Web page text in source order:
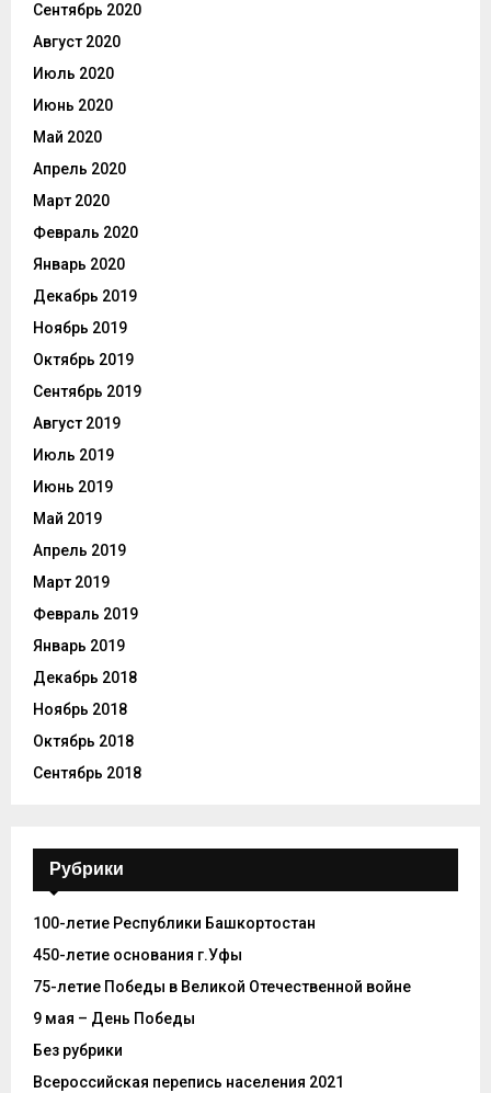
Сентябрь 2020
Август 2020
Июль 2020
Июнь 2020
Май 2020
Апрель 2020
Март 2020
Февраль 2020
Январь 2020
Декабрь 2019
Ноябрь 2019
Октябрь 2019
Сентябрь 2019
Август 2019
Июль 2019
Июнь 2019
Май 2019
Апрель 2019
Март 2019
Февраль 2019
Январь 2019
Декабрь 2018
Ноябрь 2018
Октябрь 2018
Сентябрь 2018
Рубрики
100-летие Республики Башкортостан
450-летие основания г.Уфы
75-летие Победы в Великой Отечественной войне
9 мая – День Победы
Без рубрики
Всероссийская перепись населения 2021